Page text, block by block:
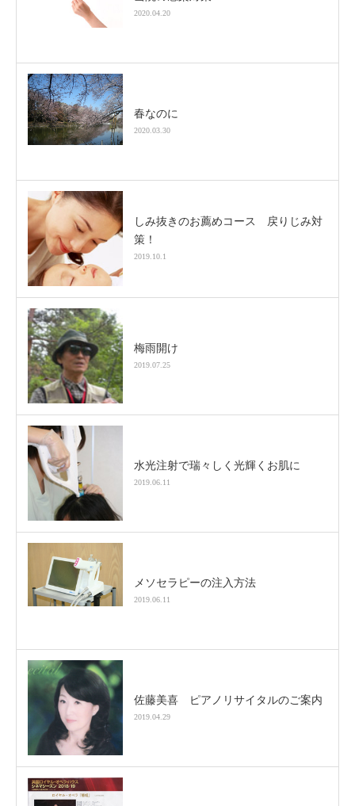
2020.04.20
春なのに
2020.03.30
しみ抜きのお薦めコース 戻りじみ対
策！
2019.10.1
梅雨開け
2019.07.25
水光注射で瑞々しく光輝くお肌に
2019.06.11
メソセラピーの注入方法
2019.06.11
佐藤美喜 ピアノリサイタルのご案内
2019.04.29